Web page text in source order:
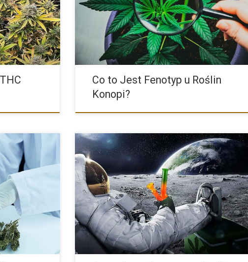
Thin Mint
obserwowalnych cech organizmu, takich jak kształt,
zapach, wzrost i zachowanie. Fenotyp […]
Co to Jest Fenotyp u Roślin
Konopi?
im
Konopie indyjskie są jedną z najstarszych i najbardziej
zróżnicowanych roślin uprawnych na świecie. Są znane
swoich właściwości leczniczych, przemysłowych […]